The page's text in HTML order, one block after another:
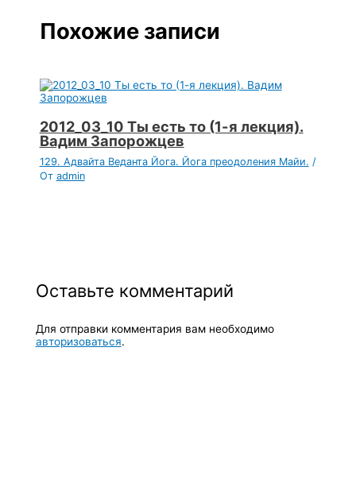
Похожие записи
2012_03_10 Ты есть то (1-я лекция).
Вадим Запорожцев
129. Адвайта Веданта Йога. Йога преодоления Майи. /
От admin
Оставьте комментарий
Для отправки комментария вам необходимо
авторизоваться.